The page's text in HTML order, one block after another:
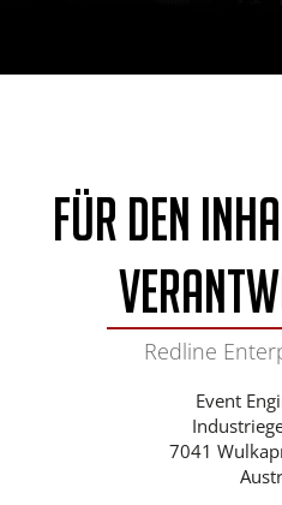
Für den
Redline
Event
7041